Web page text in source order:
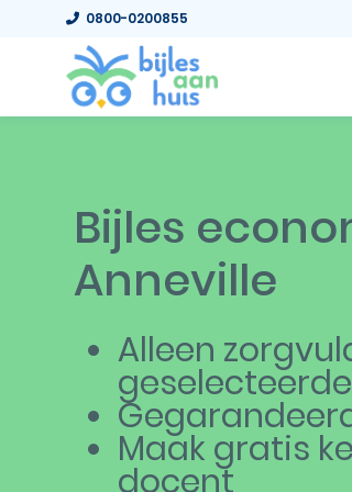
0800-0200855
Bijles
Anneville
Alleen
Maak gratis
docent